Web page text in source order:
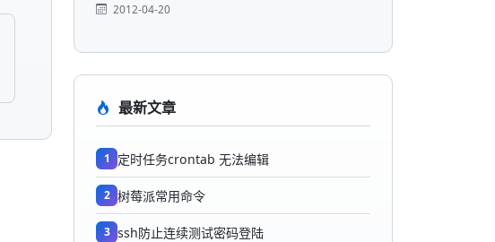
2012-04-20
最新文章
1 定时任务crontab 无法编辑
2 树莓派常用命令
3 ssh防止连续测试密码登陆